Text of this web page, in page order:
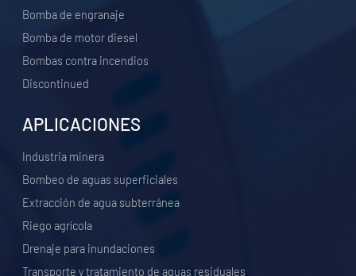
Bomba de engranaje
Bomba de motor diesel
Bombas contra incendios
Discontinued
APLICACIONES
Industria minera
Bombeo de aguas superficiales
Extracción de agua subterránea
Riego agrícola
Drenaje para inundaciones
Transporte y tratamiento de aguas residuales